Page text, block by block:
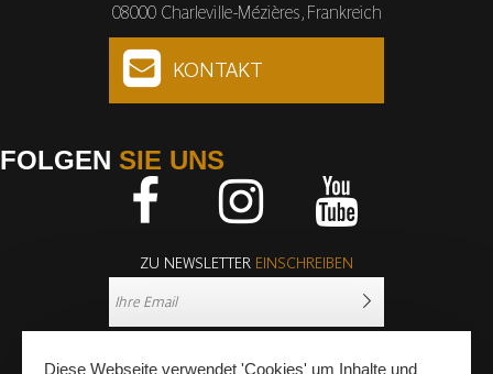
08000 Charleville-Mézières, Frankreich
KONTAKT
FOLGEN SIE UNS
ZU NEWSLETTER EINSCHREIBEN
Diese Webseite verwendet 'Cookies' um Inhalte und